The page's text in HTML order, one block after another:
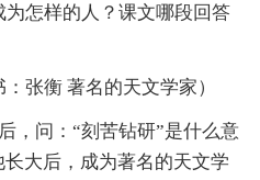
怎样的人？课文哪段回答
衡 著名的天文学家）
问：“刻苦钻研”是什么意
大后，成为著名的天文学